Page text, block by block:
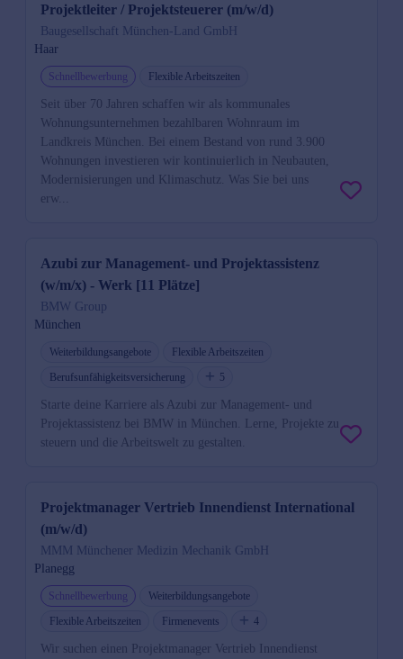
Projektleiter / Projektsteuerer (m/w/d)
Baugesellschaft München-Land GmbH
Haar
Schnellbewerbung Flexible Arbeitszeiten
Seit über 70 Jahren schaffen wir als kommunales
Wohnungsunternehmen bezahlbaren Wohnraum im
Landkreis München. Bei einem Bestand von rund 3.900
Wohnungen investieren wir kontinuierlich in Neubauten,
Modernisierungen und Klimaschutz. Was Sie bei uns
erw...
Azubi zur Management- und Projektassistenz
(w/m/x) - Werk [11 Plätze]
BMW Group
München
Weiterbildungsangebote
Flexible Arbeitszeiten
Berufsunfähigkeitsversicherung
5
Starte deine Karriere als Azubi zur Management- und
Projektassistenz bei BMW in München. Lerne, Projekte zu
steuern und die Arbeitswelt zu gestalten.
Projektmanager Vertrieb Innendienst International
(m/w/d)
MMM Münchener Medizin Mechanik GmbH
Planegg
Schnellbewerbung
Weiterbildungsangebote
Flexible Arbeitszeiten
Firmenevents 4
Wir suchen einen Projektmanager Vertrieb Innendienst